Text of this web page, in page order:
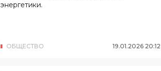
ОБЩЕСТВО 19.01.2026 20:12
энергетики.